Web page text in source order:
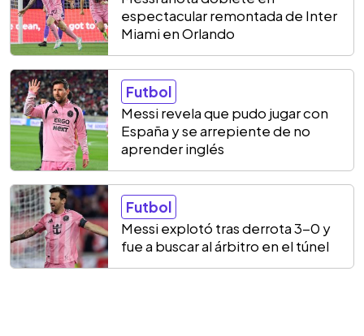
espectacular remontada de Inter
Miami en Orlando
Futbol
Messi revela que pudo jugar con
España y se arrepiente de no
aprender inglés
Futbol
Messi explotó tras derrota 3-0 y
fue a buscar al árbitro en el túnel